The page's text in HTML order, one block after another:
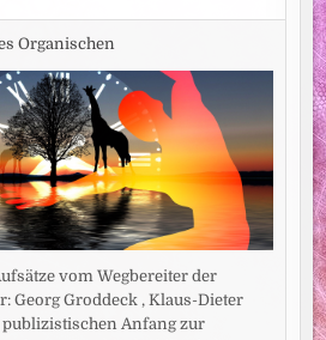
Organischen
vom Wegbereiter der
Georg Groddeck , Klaus-Dieter
publizistischen Anfang zur